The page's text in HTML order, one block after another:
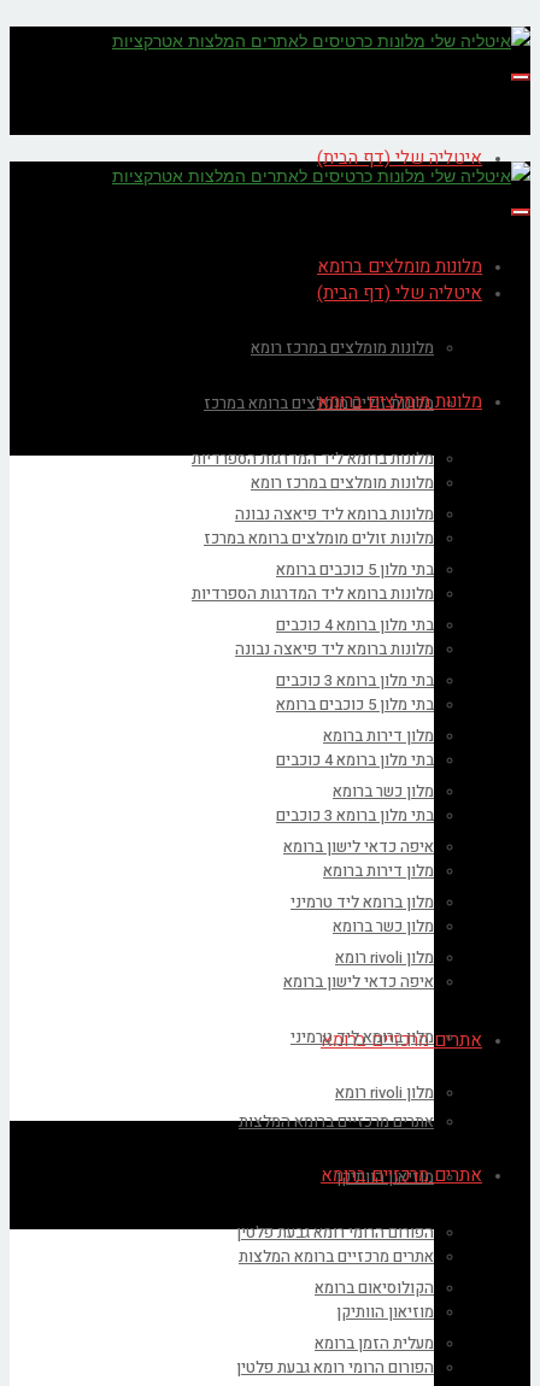
תפריט
איטליה שלי (דף הבית)
מלונות מומלצים ברומא
מלונות מומלצים במרכז רומא
מלונות זולים מומלצים ברומא במרכז
מלונות ברומא ליד המדרגות הספרדיות
מלונות ברומא ליד פיאצה נבונה
בתי מלון 5 כוכבים ברומא
בתי מלון ברומא 4 כוכבים
בתי מלון ברומא 3 כוכבים
מלון דירות ברומא
מלון כשר ברומא
איפה כדאי לישון ברומא
מלון ברומא ליד טרמיני
מלון rivoli רומא
אתרים מרכזיים ברומא
אתרים מרכזיים ברומא המלצות
מוזיאון הוותיקן
הפורום הרומי רומא גבעת פלטין
הקולוסיאום ברומא
מעלית הזמן ברומא
תפריט
איטליה שלי (דף הבית)
מלונות מומלצים ברומא
מלונות מומלצים במרכז רומא
מלונות זולים מומלצים ברומא במרכז
מלונות ברומא ליד המדרגות הספרדיות
מלונות ברומא ליד פיאצה נבונה
בתי מלון 5 כוכבים ברומא
בתי מלון ברומא 4 כוכבים
בתי מלון ברומא 3 כוכבים
מלון דירות ברומא
מלון כשר ברומא
איפה כדאי לישון ברומא
מלון ברומא ליד טרמיני
מלון rivoli רומא
אתרים מרכזיים ברומא
אתרים מרכזיים ברומא המלצות
מוזיאון הוותיקן
הפורום הרומי רומא גבעת פלטין